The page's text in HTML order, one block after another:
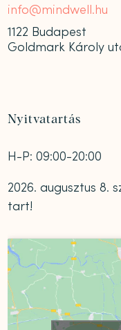
info@mindwell.hu
1122 Budapest
Goldmark Károly
Nyitvatartás
H-P: 09:00-20:00
2026. augusztus 8.
tart!